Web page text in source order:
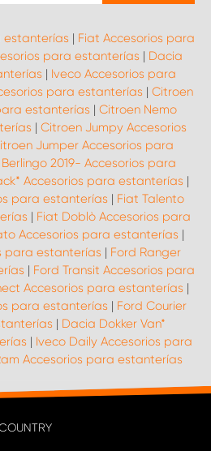
estanterías | Fiat Accesorios para
para estanterías | Dacia
| Iveco Accesorios para
para estanterías | Citroen
estanterías | Citroen Nemo
| Citroen Jumpy Accesorios
Jumper Accesorios para
2019- Accesorios para
Accesorios para estanterías |
para estanterías | Fiat Talento
| Fiat Doblò Accesorios para
Accesorios para estanterías |
para estanterías | Ford Ranger
| Ford Transit Accesorios para
Accesorios para estanterías |
para estanterías | Ford Courier
| Dacia Dokker Van*
| Iveco Daily Accesorios para
Accesorios para estanterías